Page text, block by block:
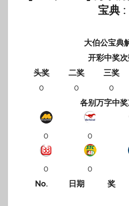
宝典 :
大伯公宝典
开彩中奖
头奖
二奖 三奖
0
0 0
各别万字中
0 0
0 0
No.
日期 奖